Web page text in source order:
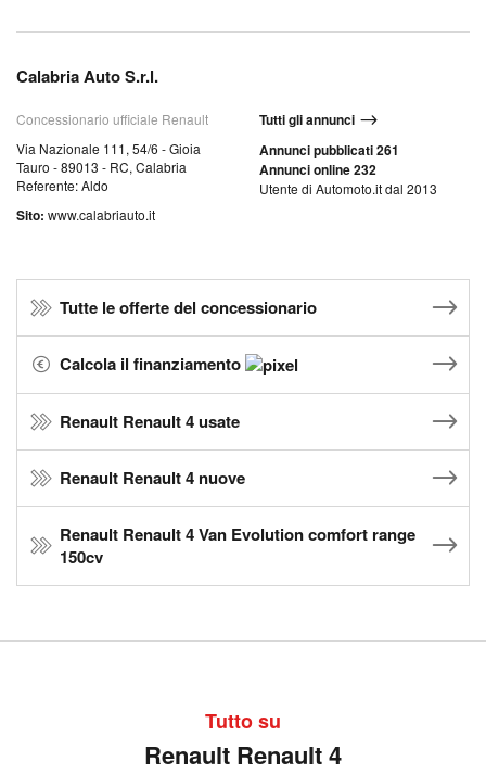
Calabria Auto S.r.l.
Concessionario ufficiale Renault
Via Nazionale 111, 54/6 - Gioia
Tauro - 89013 - RC, Calabria
Referente: Aldo
Sito: www.calabriauto.it
Tutti gli annunci
Annunci pubblicati 261
Annunci online 232
Utente di Automoto.it dal 2013
Tutte le offerte del concessionario
Calcola il finanziamento
Renault Renault 4 usate
Renault Renault 4 nuove
Renault Renault 4 Van Evolution comfort range
150cv
Tutto su
Renault Renault 4